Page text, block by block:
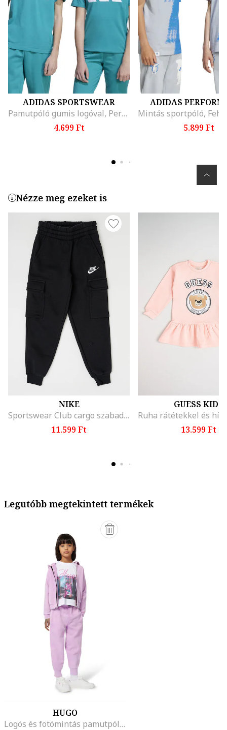
ADIDAS SPORTSWEAR
Pamutpóló gumis logóval, Perzsazöld
4.699 Ft
ADIDAS
5.899 Ft
Nézze meg ezeket is
NIKE
Sportswear Club cargo szabadidőnadrág, Fekete
11.599 Ft
GUESS KIDS
13.599 Ft
Legutóbb megtekintett termékek
HUGO
Logós és fotómintás pamutpóló, Fehér/Fukszia/Világoskék